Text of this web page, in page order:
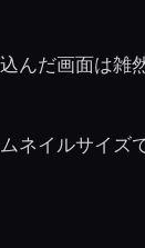
だ画面は雑
イルサイズ